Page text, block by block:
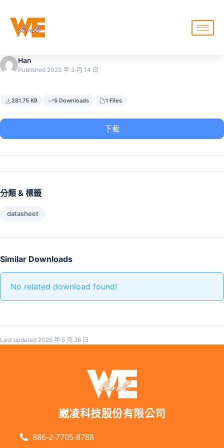
Han
Published 2023 年 3 月 14 日
281.75 KB 5 Downloads 1 Files
下載
分類 & 標籤
datasheet
Similar Downloads
No related download found!
Last updated 2025 年 5 月 28 日
崴凌科技股份有限公司
886-2-7705-8788